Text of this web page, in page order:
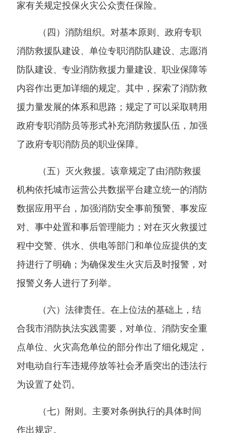
家有关规定投保火灾公众责任保险。
（四）消防组织。对基本原则、政府专职
消防救援队建设、单位专职消防队建设、志愿消
防队建设、专业消防救援力量建设、职业保障等
内容作出更加详细的规定。其中，探索了消防救
援力量发展的体系和思路；规定了可以采取聘用
政府专职消防员等形式补充消防救援队伍，加强
了政府专职消防员的职业保障。
（五）灭火救援。该章规定了由消防救援
机构依托城市运营公共数据平台建立统一的消防
数据应用平台，加强消防安全事前预警、事发应
对、事中处置和事后管理能力；对在灭火救援过
程中交警、供水、供电等部门和单位应提供的支
持进行了明确；为确保发生火灾后及时报警，对
报警义务人进行了列举。
（六）法律责任。在上位法的基础上，结
合我市消防执法实践需要，对单位、消防安全重
点单位、火灾高危单位的部分作出了细化规定，
对电动自行车违规停放等社会矛盾突出的违法行
为设置了处罚。
（七）附则。 主要对条例执行的具体时间
作出规定。